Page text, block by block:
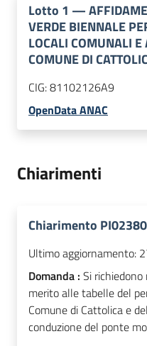
Lotto 1 —
VERDE BIENNALE
LOCALI COMUNALI
COMUNE DI
CIG:81102126A9
OpenData ANAC
Chiarimenti
Chiarimento
Ultimo aggiornamento:
Domanda : Si richiedono
merito alle tabelle del
Comune di Cattolica e
conduzione del ponte